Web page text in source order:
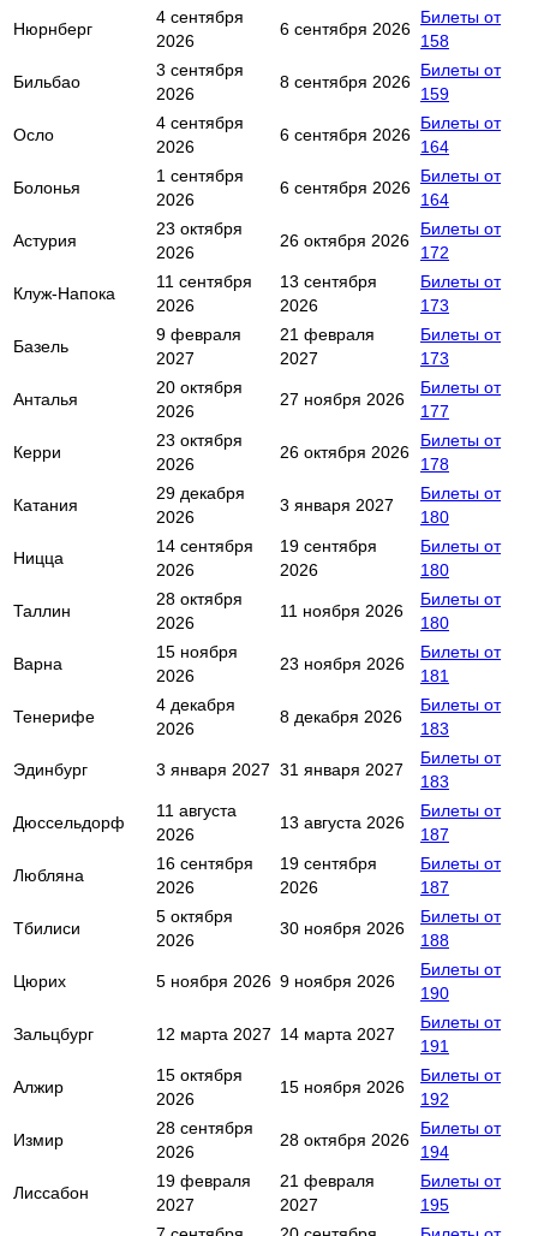
Нюрнберг
4 сентября
2026
6 сентября 2026
Билеты от
158
Бильбао
3 сентября
2026
8 сентября 2026
Билеты от
159
Осло
4 сентября
2026
6 сентября 2026
Билеты от
164
Болонья
1 сентября
2026
6 сентября 2026
Билеты от
164
Астурия
23 октября
2026
26 октября 2026
Билеты от
172
Клуж-Напока
11 сентября
2026
13 сентября
2026
Билеты от
173
Базель
9 февраля
2027
21 февраля
2027
Билеты от
173
Анталья
20 октября
2026
27 ноября 2026
Билеты от
177
Керри
23 октября
2026
26 октября 2026
Билеты от
178
Катания
29 декабря
2026
3 января 2027
Билеты от
180
Ницца
14 сентября
2026
19 сентября
2026
Билеты от
180
Таллин
28 октября
2026
11 ноября 2026
Билеты от
180
Варна
15 ноября
2026
23 ноября 2026
Билеты от
181
Тенерифе
4 декабря
2026
8 декабря 2026
Билеты от
183
Эдинбург 3 января 2027 31 января 2027
Билеты от
183
Дюссельдорф
11 августа
2026
13 августа 2026
Билеты от
187
Любляна
16 сентября
2026
19 сентября
2026
Билеты от
187
Тбилиси
5 октября
2026
30 ноября 2026
Билеты от
188
Цюрих 5 ноября 2026 9 ноября 2026
Билеты от
190
Зальцбург 12 марта 2027 14 марта 2027
Билеты от
191
Алжир
15 октября
2026
15 ноября 2026
Билеты от
192
Измир
28 сентября
2026
28 октября 2026
Билеты от
194
Лиссабон
19 февраля
2027
21 февраля
2027
Билеты от
195